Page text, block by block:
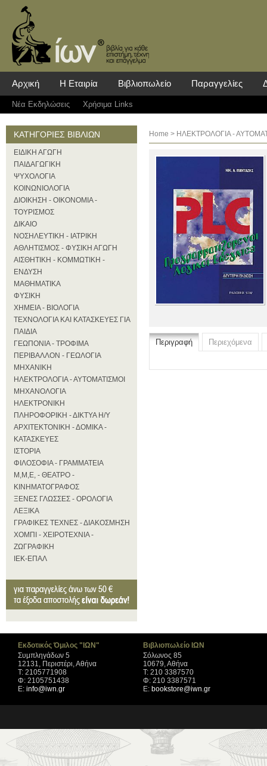
Αρχική Η Εταιρία Βιβλιοπωλείο Παραγγελίες
Νέα Eκδηλώσεις Χρήσιμα Links
ΚΑΤΗΓΟΡΙΕΣ ΒΙΒΛΙΩΝ
ΕΙΔΙΚΗ ΑΓΩΓΗ
ΠΑΙΔΑΓΩΓΙΚΗ
ΨΥΧΟΛΟΓΙΑ
ΚΟΙΝΩΝΙΟΛΟΓΙΑ
ΔΙΟΙΚΗΣΗ - ΟΙΚΟΝΟΜΙΑ -
ΤΟΥΡΙΣΜΟΣ
ΔΙΚΑΙΟ
ΝΟΣΗΛΕΥΤΙΚΗ - ΙΑΤΡΙΚΗ
ΑΘΛΗΤΙΣΜΟΣ - ΦΥΣΙΚΗ ΑΓΩΓΗ
ΑΙΣΘΗΤΙΚΗ - ΚΟΜΜΩΤΙΚΗ -
ΕΝΔΥΣΗ
ΜΑΘΗΜΑΤΙΚΑ
ΦΥΣΙΚΗ
ΧΗΜΕΙΑ - ΒΙΟΛΟΓΙΑ
ΤΕΧΝΟΛΟΓΙΑ ΚΑΙ ΚΑΤΑΣΚΕΥΕΣ ΓΙΑ
ΠΑΙΔΙΑ
ΓΕΩΠΟΝΙΑ - ΤΡΟΦΙΜΑ
ΠΕΡΙΒΑΛΛΟΝ - ΓΕΩΛΟΓΙΑ
ΜΗΧΑΝΙΚΗ
ΗΛΕΚΤΡΟΛΟΓΙΑ - ΑΥΤΟΜΑΤΙΣΜΟΙ
ΜΗΧΑΝΟΛΟΓΙΑ
ΗΛΕΚΤΡΟΝΙΚΗ
ΠΛΗΡΟΦΟΡΙΚΗ - ΔΙΚΤΥΑ Η/Υ
ΑΡΧΙΤΕΚΤΟΝΙΚΗ - ΔΟΜΙΚΑ -
ΚΑΤΑΣΚΕΥΕΣ
ΙΣΤΟΡΙΑ
ΦΙΛΟΣΟΦΙΑ - ΓΡΑΜΜΑΤΕΙΑ
Μ,Μ,Ε, - ΘΕΑΤΡΟ -
ΚΙΝΗΜΑΤΟΓΡΑΦΟΣ
ΞΕΝΕΣ ΓΛΩΣΣΕΣ - ΟΡΟΛΟΓΙΑ
ΛΕΞΙΚΑ
ΓΡΑΦΙΚΕΣ ΤΕΧΝΕΣ - ΔΙΑΚΟΣΜΗΣΗ
ΧΟΜΠΙ - ΧΕΙΡΟΤΕΧΝΙΑ -
ΖΩΓΡΑΦΙΚΗ
ΙΕΚ-ΕΠΑΛ
Home > ΗΛΕΚΤΡΟΛΟΓΙΑ -
Περιγραφή Περιεχόμενα
Εκδοτικός Όμιλος "ΙΩΝ"
Συμπληγάδων 5
12131, Περιστέρι, Αθήνα
Τ: 2105771908
Φ: 2105751438
Ε: info@iwn.gr
Βιβλιοπωλείο ΙΩΝ
Σόλωνος 85
10679, Αθήνα
Τ: 210 3387570
Φ: 210 3387571
Ε: bookstore@iwn.gr